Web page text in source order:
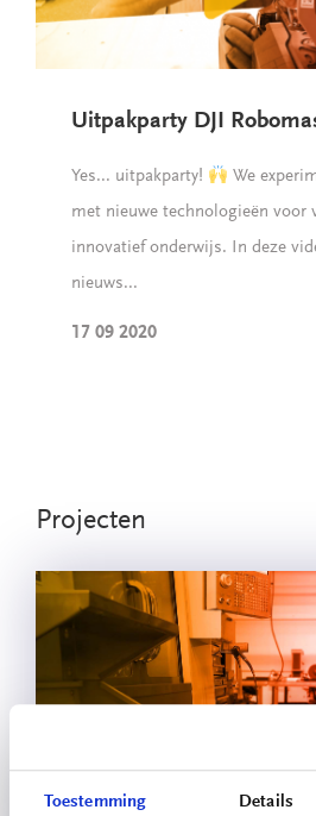
Toestemming Details
Uitpakparty DJI
Yes... uitpakparty!
We
met nieuwe technologieën voor
innovatief onderwijs. In deze
nieuws...
17 09 2020
Projecten
Double-U Telepresence